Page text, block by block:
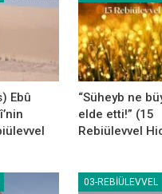
Peygamber Yolu
2/1037 (3108); Halebî,
Ebû
“Süheyb ne
elde etti!” (15
Rebiülevvel
03-REBIÜLEVVEL